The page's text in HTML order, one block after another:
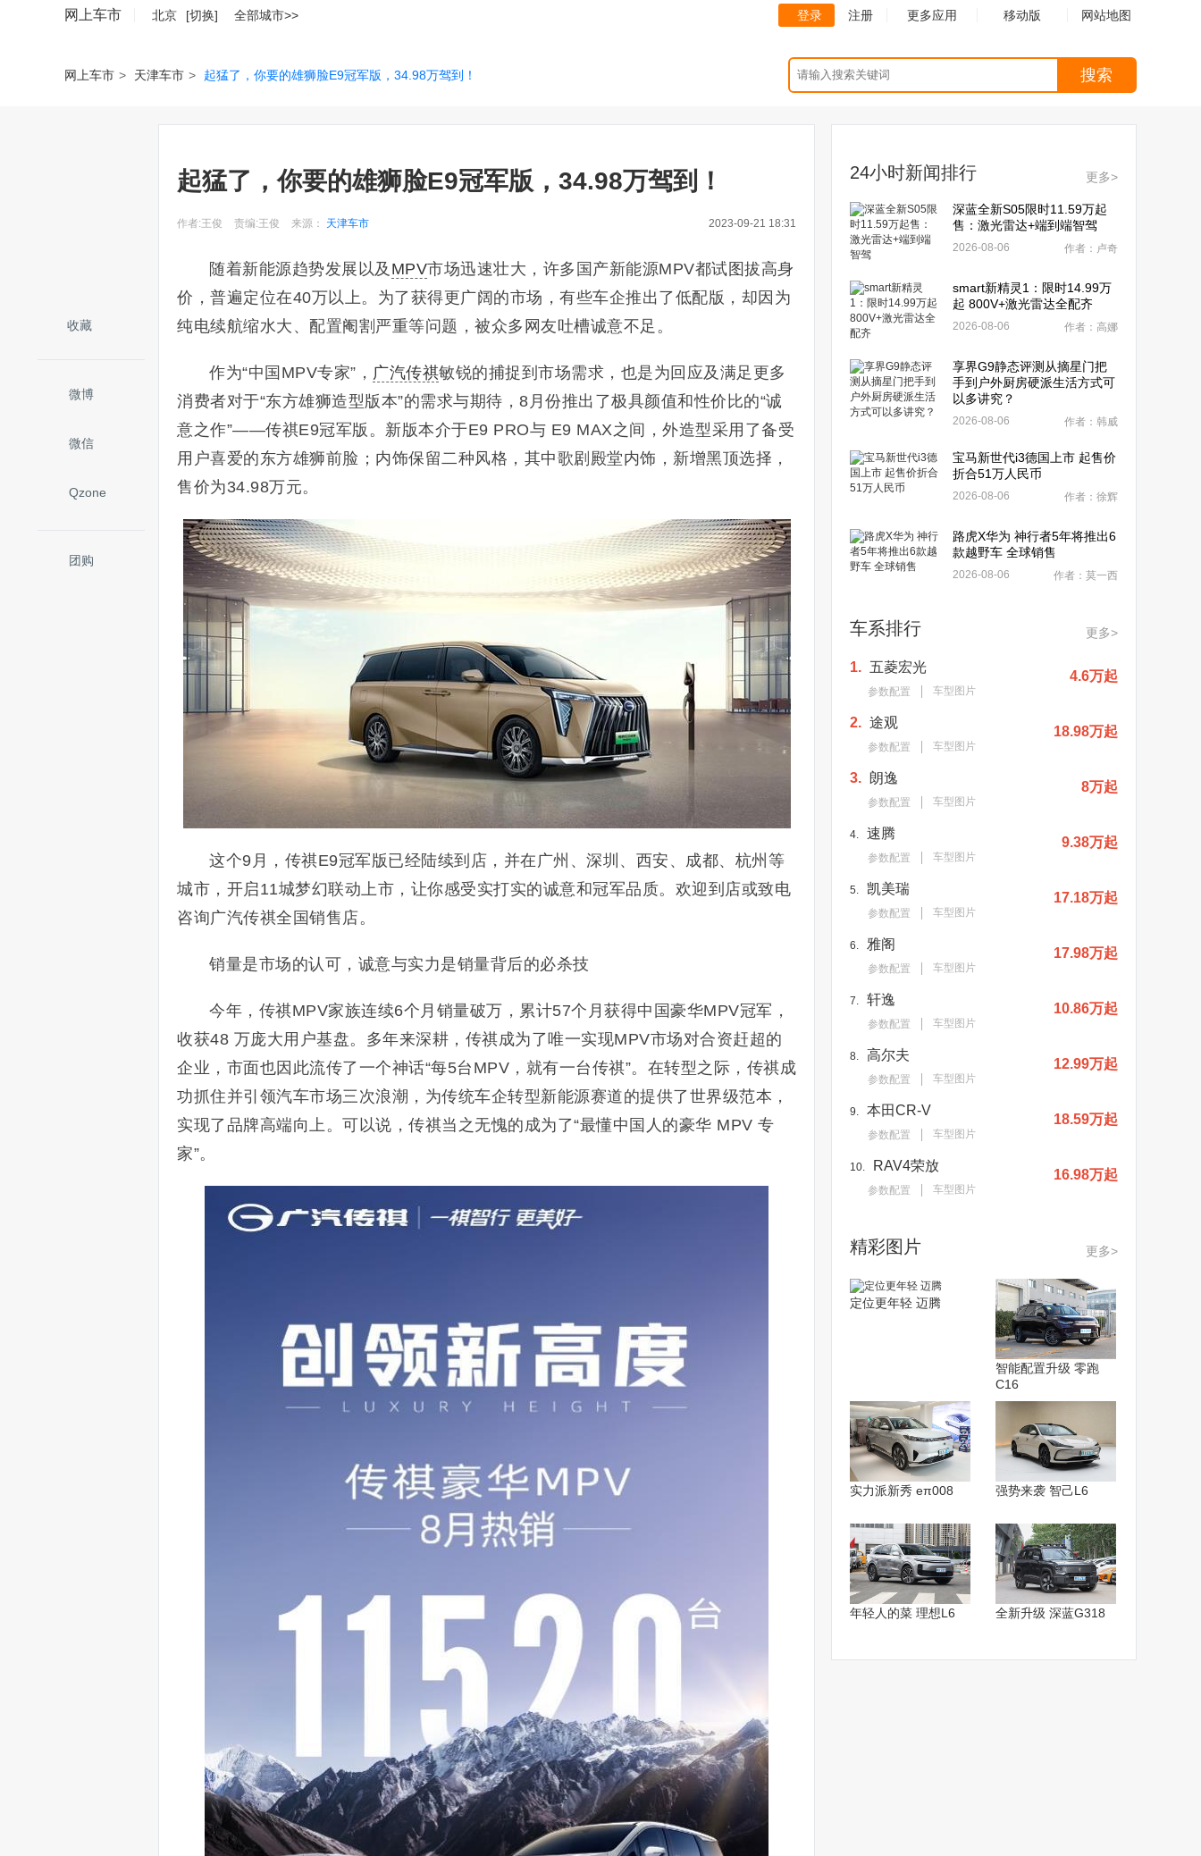
网上车市 北京 [切换] 全部城市>> 登录 注册 更多应用 移动版 网站地图
网上车市 > 天津车市 > 起猛了，你要的雄狮脸E9冠军版，34.98万驾到！ 搜索
收藏
微博
微信
Qzone
团购
起猛了，你要的雄狮脸E9冠军版，34.98万驾到！
作者:王俊 责编:王俊 来源： 天津车市 2023-09-21 18:31
随着新能源趋势发展以及 MPV市场迅速壮大，许多国产新能源MPV都试图拔高身
价，普遍定位在40万以上。为了获得更广阔的市场，有些车企推出了低配版，却因为
纯电续航缩水大、配置阉割严重等问题，被众多网友吐槽诚意不足。
作为“中国MPV专家”， 广汽传祺敏锐的捕捉到市场需求，也是为回应及满足更多
消费者对于“东方雄狮造型版本”的需求与期待，8月份推出了极具颜值和性价比的“诚
意之作”——传祺E9冠军版。新版本介于E9 PRO与 E9 MAX之间，外造型采用了备受
用户喜爱的东方雄狮前脸；内饰保留二种风格，其中歌剧殿堂内饰，新增黑顶选择，
售价为34.98万元。
这个9月，传祺E9冠军版已经陆续到店，并在广州、深圳、西安、成都、杭州等
城市，开启11城梦幻联动上市，让你感受实打实的诚意和冠军品质。欢迎到店或致电
咨询广汽传祺全国销售店。
销量是市场的认可，诚意与实力是销量背后的必杀技
今年，传祺MPV家族连续6个月销量破万，累计57个月获得中国豪华MPV冠军，
收获48 万庞大用户基盘。多年来深耕，传祺成为了唯一实现MPV市场对合资赶超的
企业，市面也因此流传了一个神话“每5台MPV，就有一台传祺”。在转型之际，传祺成
功抓住并引领汽车市场三次浪潮，为传统车企转型新能源赛道的提供了世界级范本，
实现了品牌高端向上。可以说，传祺当之无愧的成为了“最懂中国人的豪华 MPV 专
家”。
24小时新闻排行 更多>
深蓝全新S05限时11.59万起
售：激光雷达+端到端智驾
2026-08-06 作者：卢奇
smart新精灵1：限时14.99万
起 800V+激光雷达全配齐
2026-08-06 作者：高娜
享界G9静态评测从摘星门把
手到户外厨房硬派生活方式可
以多讲究？
2026-08-06 作者：韩威
宝马新世代i3德国上市 起售价
折合51万人民币
2026-08-06 作者：徐辉
路虎X华为 神行者5年将推出6
款越野车 全球销售
2026-08-06 作者：莫一西
车系排行 更多>
1. 五菱宏光
参数配置 车型图片
4.6万起
2. 途观
参数配置 车型图片
18.98万起
3. 朗逸
参数配置 车型图片
8万起
4. 速腾
参数配置 车型图片
9.38万起
5. 凯美瑞
参数配置 车型图片
17.18万起
6. 雅阁
参数配置 车型图片
17.98万起
7. 轩逸
参数配置 车型图片
10.86万起
8. 高尔夫
参数配置 车型图片
12.99万起
9. 本田CR-V
参数配置 车型图片
18.59万起
10. RAV4荣放
参数配置 车型图片
16.98万起
精彩图片 更多>
定位更年轻 迈腾
智能配置升级 零跑
C16
实力派新秀 eπ008 强势来袭 智己L6
年轻人的菜 理想L6 全新升级 深蓝G318